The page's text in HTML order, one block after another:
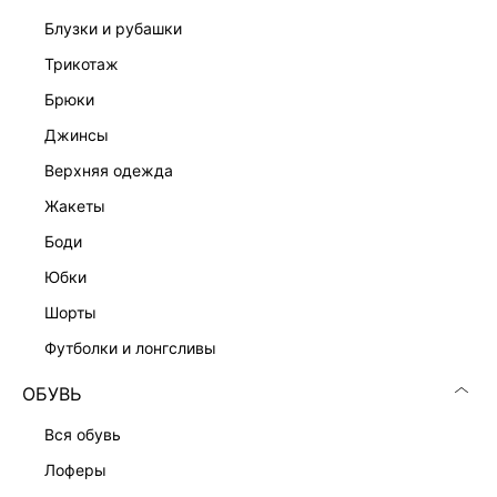
блузки и рубашки
трикотаж
брюки
джинсы
верхняя одежда
жакеты
боди
юбки
шорты
футболки и лонгсливы
ОБУВЬ
вся обувь
лоферы
КЛИЕНТАМ
ЛИЧНЫЙ КАБИНЕТ